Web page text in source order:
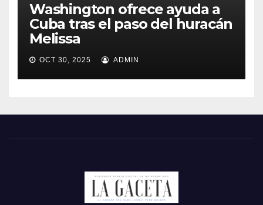
Washington ofrece ayuda a
Cuba tras el paso del huracán
Melissa
OCT 30, 2025 ADMIN